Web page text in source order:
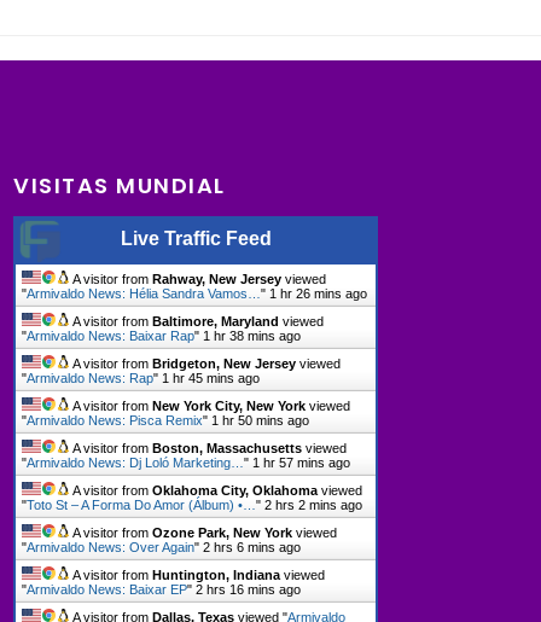
VISITAS MUNDIAL
Live Traffic Feed
A visitor fromRahway, New Jersey viewed
"Armivaldo News: Hélia Sandra Vamos…" 1 hr 26 mins ago
A visitor fromBaltimore, Maryland viewed
"Armivaldo News: Baixar Rap" 1 hr 38 mins ago
A visitor fromBridgeton, New Jersey viewed
"Armivaldo News: Rap" 1 hr 45 mins ago
A visitor fromNew York City, New York viewed
"Armivaldo News: Pisca Remix" 1 hr 50 mins ago
A visitor fromBoston, Massachusetts viewed
"Armivaldo News: Dj Loló Marketing…" 1 hr 57 mins ago
A visitor fromOklahoma City, Oklahoma viewed
"Toto St – A Forma Do Amor (Álbum) •…"2 hrs 2 mins ago
A visitor fromOzone Park, New York viewed
"Armivaldo News: Over Again"2 hrs 6 mins ago
A visitor fromHuntington, Indiana viewed
"Armivaldo News: Baixar EP"2 hrs 16 mins ago
A visitor fromDallas, Texas viewed "Armivaldo